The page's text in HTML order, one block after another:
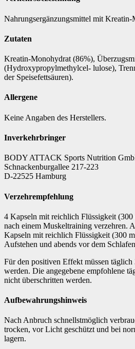
Nahrungsergänzungsmittel mit Kreatin-
Zutaten
Kreatin-Monohydrat (86%),
(Hydroxypropylmethylcel- lulose),
der Speisefettsäuren).
Allergene
Keine Angaben des Herstellers.
Inverkehrbringer
BODY ATTACK Sports Nutrition
Schnackenburgallee 217-223
D-22525 Hamburg
Verzehrempfehlung
4 Kapseln mit reichlich Flüssigkeit
nach einem Muskeltraining verzehren.
Kapseln mit reichlich Flüssigkeit (300
Aufstehen und abends vor dem
Für den positiven Effekt müssen
werden. Die angegebene empfohlene
nicht überschritten werden.
Aufbewahrungshinweis
Nach Anbruch schnellstmöglich
trocken, vor Licht geschützt und bei
lagern.